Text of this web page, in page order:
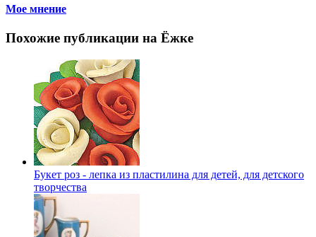
Мое мнение
Похожие публикации на Ёжке
Букет роз - лепка из пластилина для детей, для детского
творчества